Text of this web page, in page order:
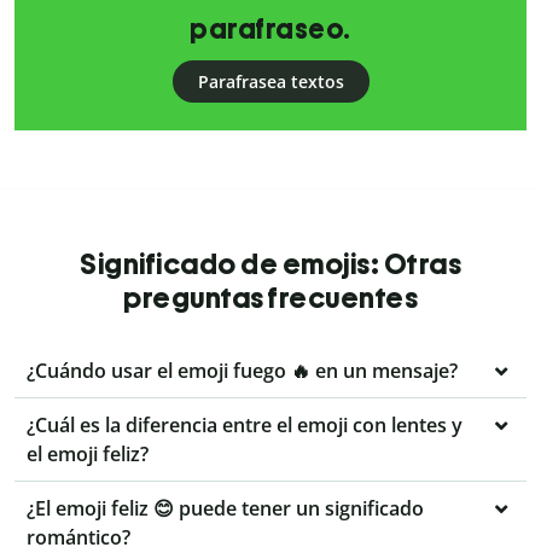
parafraseo.
Parafrasea textos
Significado de emojis: Otras
preguntas frecuentes
¿Cuándo usar el emoji fuego 🔥 en un mensaje?
¿Cuál es la diferencia entre el emoji con lentes y
el emoji feliz?
¿El emoji feliz 😊 puede tener un significado
romántico?